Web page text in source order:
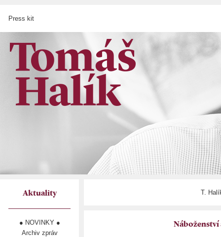
Press kit
Aktuality
● NOVINKY ●
Archiv zpráv
T.
Náboženství